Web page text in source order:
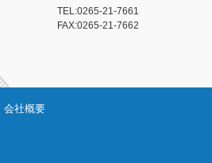
TEL:0265-21-7661
FAX:0265-21-7662
会社概要